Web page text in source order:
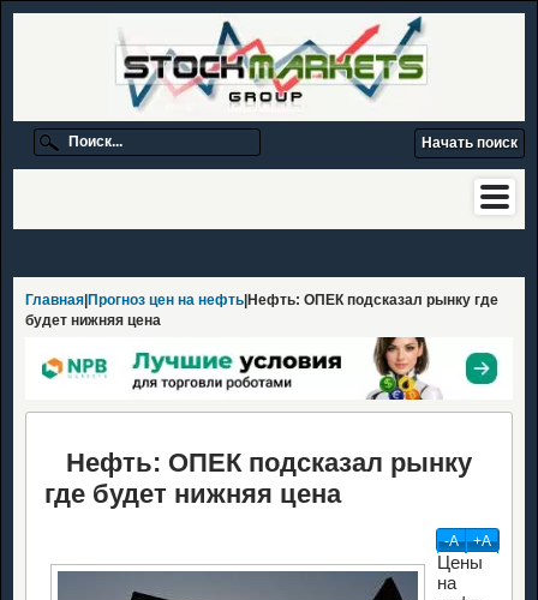
Главная Прогноз цен на нефть |Нефть: ОПЕК подсказал рынку где
будет нижняя цена
Нефть: ОПЕК подсказал рынку
где будет нижняя цена
-А +А
Цены
на